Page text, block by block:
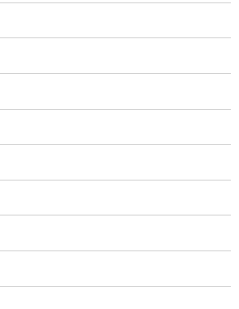
名古屋
・いじめ相談、小学生、中学生、高校生